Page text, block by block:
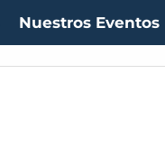
Nuestros Eventos